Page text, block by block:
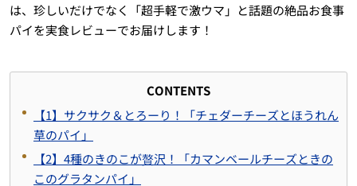
は、珍しいだけでなく「超手軽で激ウマ」と話題の絶品お食事
パイを実食レビューでお届けします！
CONTENTS
【1】サクサク＆とろーり！「チェダーチーズとほうれん
草のパイ」
【2】4種のきのこが贅沢！「カマンベールチーズときの
このグラタンパイ」